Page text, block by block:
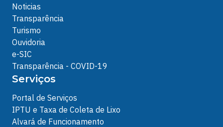
Noticias
Transparência
Turismo
Ouvidoria
e-SIC
Transparência - COVID-19
Serviços
Portal de Serviços
IPTU e Taxa de Coleta de Lixo
Alvará de Funcionamento